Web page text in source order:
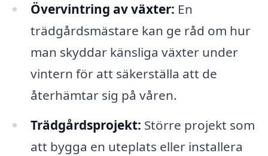
Övervintring av växter: En
trädgårdsmästare kan ge råd om hur
man skyddar känsliga växter under
vintern för att säkerställa att de
återhämtar sig på våren.
Trädgårdsprojekt: Större projekt som
att bygga en uteplats eller installera